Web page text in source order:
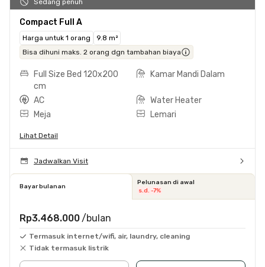
Compact Full A
Harga untuk 1 orang
9.8 m²
Bisa dihuni maks. 2 orang dgn tambahan biaya
Full Size Bed 120x200
cm
Kamar Mandi Dalam
AC
Water Heater
Meja
Lemari
Lihat Detail
Jadwalkan Visit
Bayar bulanan
Pelunasan di awal
s.d. -7%
Rp3.468.000 /bulan
Termasuk internet/wifi, air, laundry, cleaning
Tidak termasuk listrik